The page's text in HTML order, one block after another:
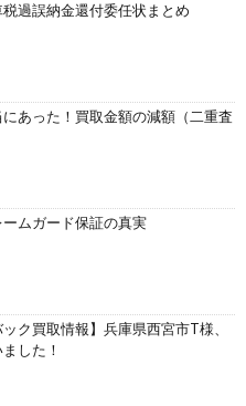
税過誤納金還付委任状まとめ
にあった！買取金額の減額（二重査
ームガード保証の真実
ック買取情報】兵庫県西宮市T様、
した！